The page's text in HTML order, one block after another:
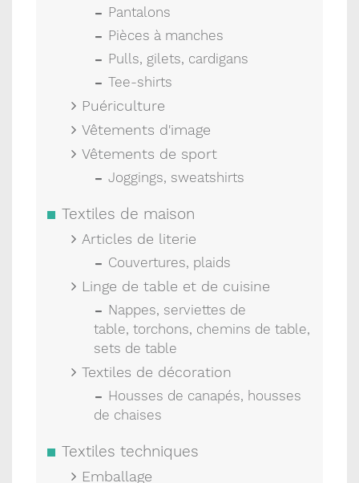
Pantalons
Pièces à manches
Pulls, gilets, cardigans
Tee-shirts
Puériculture
Vêtements d'image
Vêtements de sport
Joggings, sweatshirts
Textiles de maison
Articles de literie
Couvertures, plaids
Linge de table et de cuisine
Nappes, serviettes de
table, torchons, chemins de table,
sets de table
Textiles de décoration
Housses de canapés, housses
de chaises
Textiles techniques
Emballage